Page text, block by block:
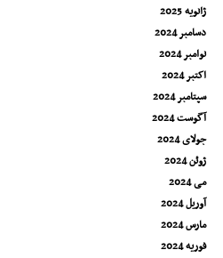
ژانویه 2025
دسامبر 2024
نوامبر 2024
اکتبر 2024
سپتامبر 2024
آگوست 2024
جولای 2024
ژوئن 2024
می 2024
آوریل 2024
مارس 2024
فوریه 2024